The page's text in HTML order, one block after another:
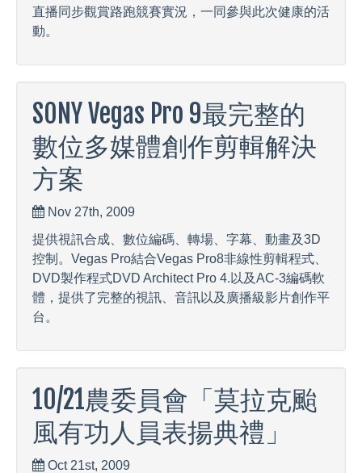
直播同步觀賞路跑競賽實況，一同參與此次健康的活
動。
SONY Vegas Pro 9最完整的
數位多媒體創作剪輯解決
方案
Nov 27th, 2009
提供視訊合成、數位編碼、轉場、字幕、動畫及3D
控制。Vegas Pro結合Vegas Pro8非線性剪輯程式、
DVD製作程式DVD Architect Pro 4.以及AC-3編碼軟
體，提供了完整的視訊、音訊以及廣播級影片創作平
台。
10/21農委員會「莫拉克颱
風有功人員表揚典禮」
Oct 21st, 2009